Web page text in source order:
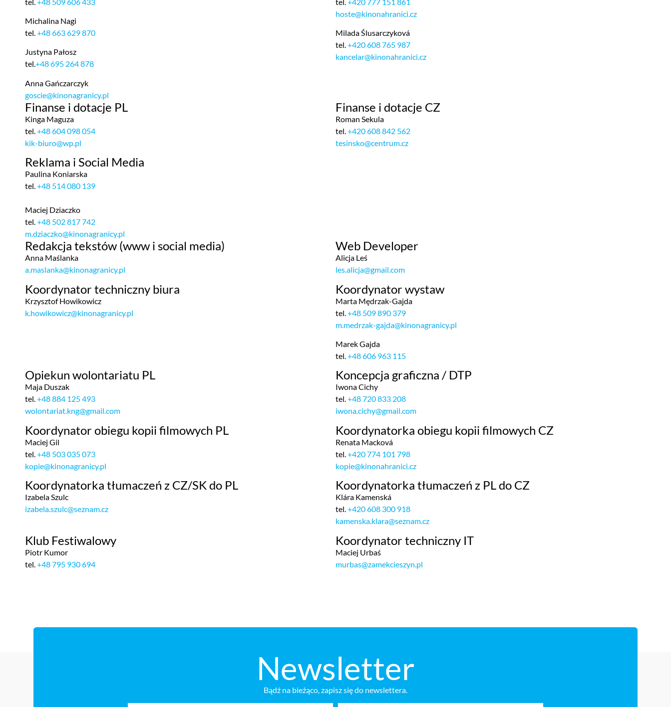
Michalina Nagi
tel.+48 663 629 870
Justyna Pałosz
tel.+48 695 264 878
Anna Gańczarczyk
goscie@kinonagranicy.pl
hoste@kinonahranici.cz
Milada Ślusarczyková
tel.+420 608 765 987
kancelar@kinonahranici.cz
Finanse i dotacje PL
Kinga Maguza
tel. +48 604 098 054
kik-biuro@wp.pl
Finanse i dotacje CZ
Roman Sekula
tel. +420 608 842 562
tesinsko@centrum.cz
Reklama i Social Media
Paulina Koniarska
tel.+48 514 080 139
Maciej Dziaczko
tel.+48 502 817 742
m.dziaczko@kinonagranicy.pl
Redakcja tekstów (www i social media)
Anna Maślanka
a.maslanka@kinonagranicy.pl
Web Developer
Alicja Leś
les.alicja@gmail.com
Koordynator techniczny biura
Krzysztof Howikowicz
k.howikowicz@kinonagranicy.pl
Koordynator wystaw
Marta Mędrzak-Gajda
tel. +48 509 890 379
m.medrzak-gajda@kinonagranicy.pl
Marek Gajda
tel.+48 606 963 115
Opiekun wolontariatu PL
Maja Duszak
tel.+48 884 125 493
wolontariat.kng@gmail.com
Koncepcja graficzna / DTP
Iwona Cichy
tel.+48 720 833 208
iwona.cichy@gmail.com
Koordynator obiegu kopii filmowych PL
Maciej Gil
tel. +48 503 035 073
kopie@kinonagranicy.pl
Koordynatorka obiegu kopii filmowych CZ
Renata Macková
tel. +420 774 101 798
kopie@kinonahranici.cz
Koordynatorka tłumaczeń z CZ/SK do PL
Izabela Szulc
izabela.szulc@seznam.cz
Koordynatorka tłumaczeń z PL do CZ
Klára Kamenská
tel.+420 608 300 918
kamenska.klara@seznam.cz
Klub Festiwalowy
Piotr Kumor
tel. +48 795 930 694
Koordynator techniczny IT
Maciej Urbaś
murbas@zamekcieszyn.pl
Newsletter
Bądź na bieżąco, zapisz się do newslettera.